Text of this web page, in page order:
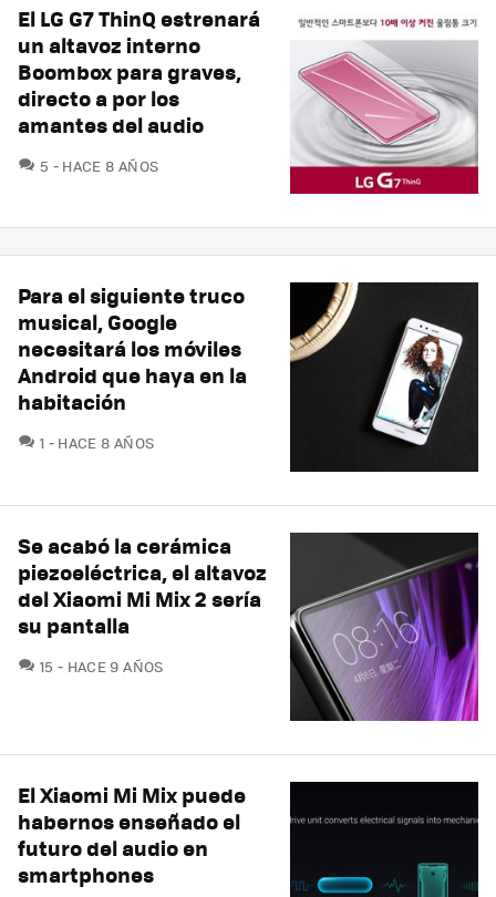
El LG G7 ThinQ estrenará
un altavoz interno
Boombox para graves,
directo a por los
amantes del audio
5 COMENTARIOS
HACE 8 AÑOS
Para el siguiente truco
musical, Google
necesitará los móviles
Android que haya en la
habitación
1 COMENTARIOS
HACE 8 AÑOS
Se acabó la cerámica
piezoeléctrica, el altavoz
del Xiaomi Mi Mix 2 sería
su pantalla
15 COMENTARIOS
HACE 9 AÑOS
El Xiaomi Mi Mix puede
habernos enseñado el
futuro del audio en
smartphones